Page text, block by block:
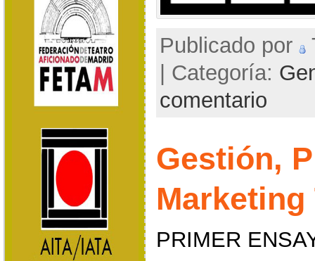
Publicado por
| Categoría:
comentario
Gestión,
Marketing
PRIMER